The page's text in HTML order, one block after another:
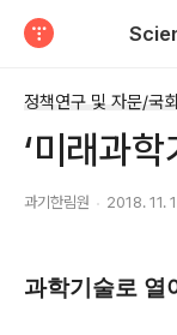
정책연구 및 자문/국
‘미래과
과기한림원 2018. 11.
과학기술로 열